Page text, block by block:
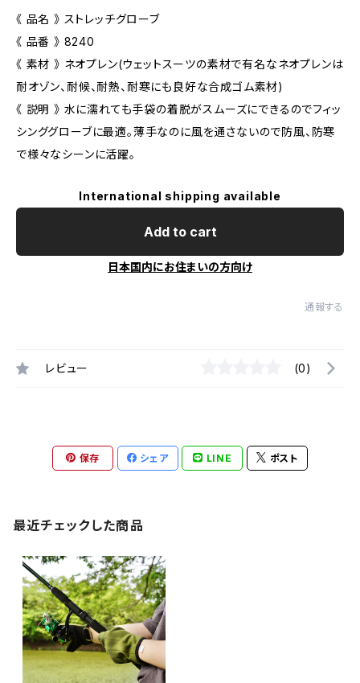
《 品名 》 ストレッチグローブ
《 品番 》 8240
《 素材 》 ネオプレン(ウェットスーツの素材で有名なネオプレンは
耐オゾン、耐候、耐熱、耐寒にも良好な合成ゴム素材)
《 説明 》 水に濡れても手袋の着脱がスムーズにできるのでフィッ
シンググローブに最適。薄手なのに風を通さないので防風、防寒
で様々なシーンに活躍。
International shipping available
Add to cart
日本国内にお住まいの方向け
通報する
レビュー (0)
保存 シェア LINE ポスト
最近チェックした商品